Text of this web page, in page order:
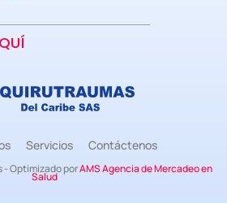
Servicios Contáctenos
Optimizado porAMS Agencia de Mercadeo en
Salud